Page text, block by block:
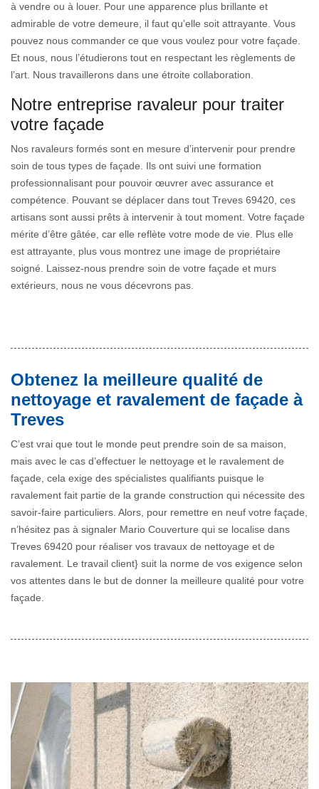
à vendre ou à louer. Pour une apparence plus brillante et
admirable de votre demeure, il faut qu’elle soit attrayante. Vous
pouvez nous commander ce que vous voulez pour votre façade.
Et nous, nous l’étudierons tout en respectant les règlements de
l’art. Nous travaillerons dans une étroite collaboration.
Notre entreprise ravaleur pour traiter
votre façade
Nos ravaleurs formés sont en mesure d’intervenir pour prendre
soin de tous types de façade. Ils ont suivi une formation
professionnalisant pour pouvoir œuvrer avec assurance et
compétence. Pouvant se déplacer dans tout Treves 69420, ces
artisans sont aussi prêts à intervenir à tout moment. Votre façade
mérite d’être gâtée, car elle reflète votre mode de vie. Plus elle
est attrayante, plus vous montrez une image de propriétaire
soigné. Laissez-nous prendre soin de votre façade et murs
extérieurs, nous ne vous décevrons pas.
Obtenez la meilleure qualité de
nettoyage et ravalement de façade à
Treves
C’est vrai que tout le monde peut prendre soin de sa maison,
mais avec le cas d’effectuer le nettoyage et le ravalement de
façade, cela exige des spécialistes qualifiants puisque le
ravalement fait partie de la grande construction qui nécessite des
savoir-faire particuliers. Alors, pour remettre en neuf votre façade,
n’hésitez pas à signaler Mario Couverture qui se localise dans
Treves 69420 pour réaliser vos travaux de nettoyage et de
ravalement. Le travail client} suit la norme de vos exigence selon
vos attentes dans le but de donner la meilleure qualité pour votre
façade.